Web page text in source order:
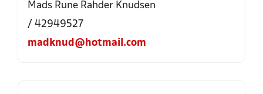
Mads Rune Rahder Knudsen
/ 42949527
madknud@hotmail.com